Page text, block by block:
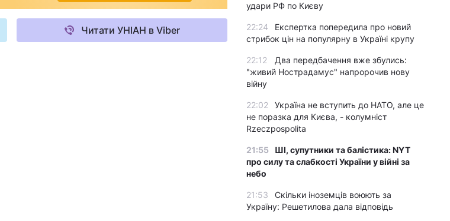
Читати УНІАН в Viber
удари РФ по Києву
22:24
Експертка попередила про новий
стрибок цін на популярну в Україні крупу
22:12
Два передбачення вже збулись:
"живий Нострадамус" напророчив нову
війну
22:02
Україна не вступить до НАТО, але це
не поразка для Києва, - колумніст
Rzeczpospolita
21:55
ШІ, супутники та балістика: NYT
про силу та слабкості України у війні за
небо
21:53
Скільки іноземців воюють за
Україну: Решетилова дала відповідь